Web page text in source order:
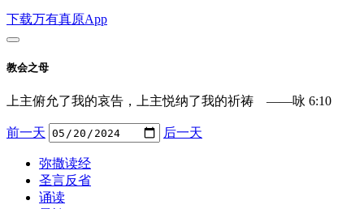
下载万有真原App
教会之母
上主俯允了我的哀告，上主悦纳了我的祈祷 ——咏 6:10
前一天 后一天
弥撒读经
圣言反省
诵读